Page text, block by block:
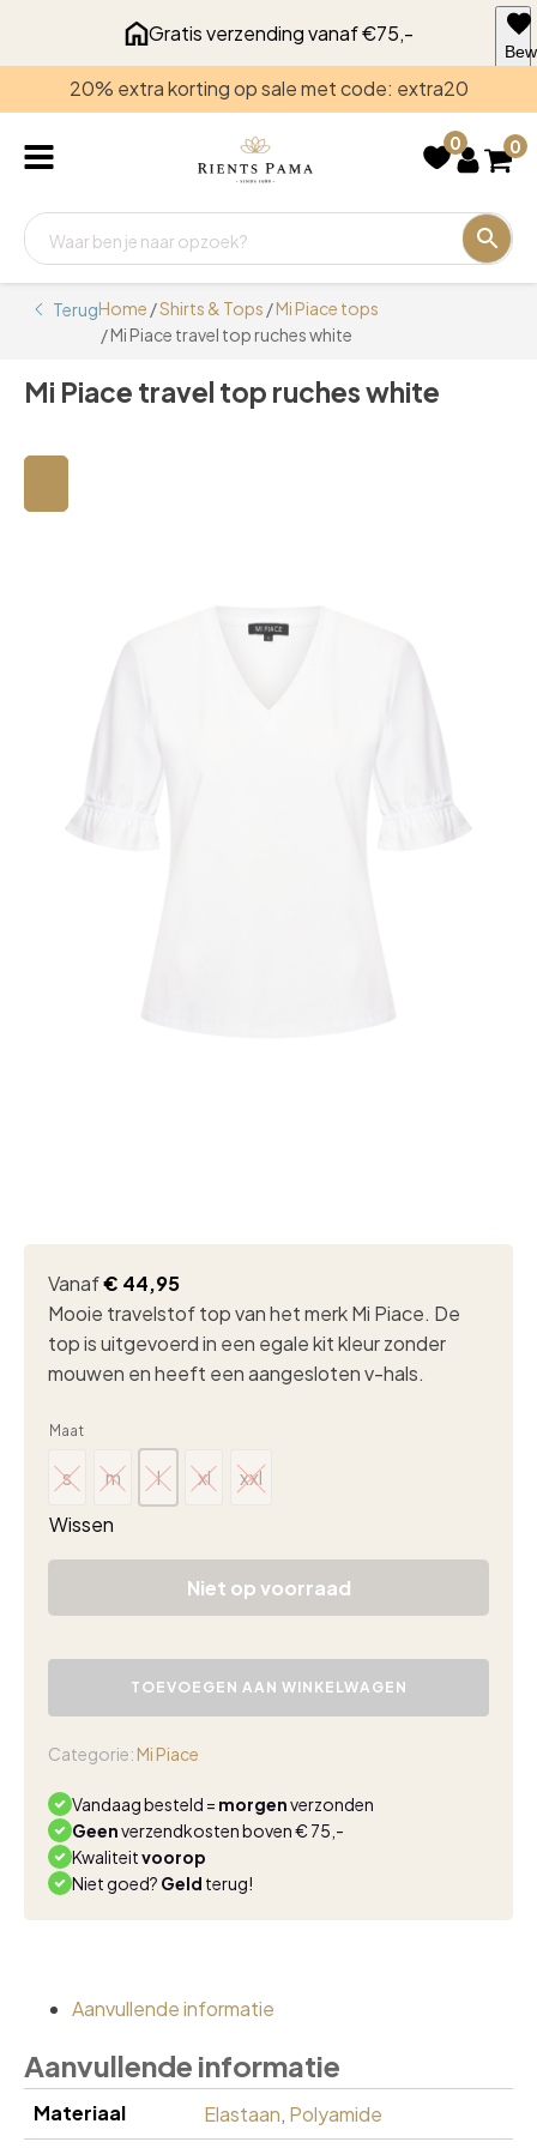
Gratis verzending vanaf €75,-
20% extra korting op sale met code: extra20
0 0
TerugHome /Shirts & Tops /Mi Piace tops
/ Mi Piace travel top ruches white
Mi Piace travel top ruches white
Vanaf€ 44,95
Mooie travelstof top van het merk Mi Piace. De
top is uitgevoerd in een egale kit kleur zonder
mouwen en heeft een aangesloten v-hals.
Maat
s
s
m
m
l
l
xl
xl
xxl
xxl
Wissen
Niet op voorraad
Mi
ruches
aantal
TOEVOEGEN AAN WINKELWAGEN
voor
Categorie: Mi Piace
Vandaag besteld = morgenverzonden
Geenverzendkosten boven € 75,-
Kwaliteitvoorop
Niet goed? Geld terug!
Aanvullende informatie
Aanvullende informatie
Materiaal Elastaan, Polyamide